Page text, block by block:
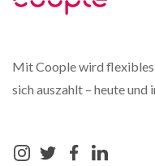
Mit Coople wird flexibles
sich auszahlt – heute und